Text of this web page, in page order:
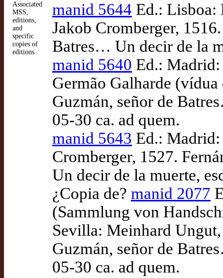
Associated
MSS,
editions,
and
specific
copies of
editions
manid 5644 Ed.: Lisboa:
Jakob Cromberger,
Batres… Un decir de la
manid 5640 Ed.:
Germão Galharde
Guzmán, señor de
05-30 ca. ad quem.
manid 5643 Ed.:
Cromberger, 1527.
Un decir de la muerte,
¿Copia de? manid 2077
(Sammlung von
Sevilla: Meinhard
Guzmán, señor de
05-30 ca. ad quem.